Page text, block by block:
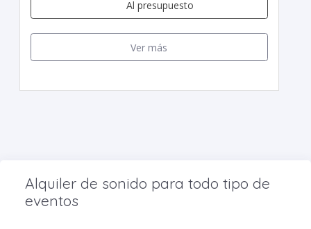
Al presupuesto
Ver más
Alquiler de sonido para todo tipo de
eventos